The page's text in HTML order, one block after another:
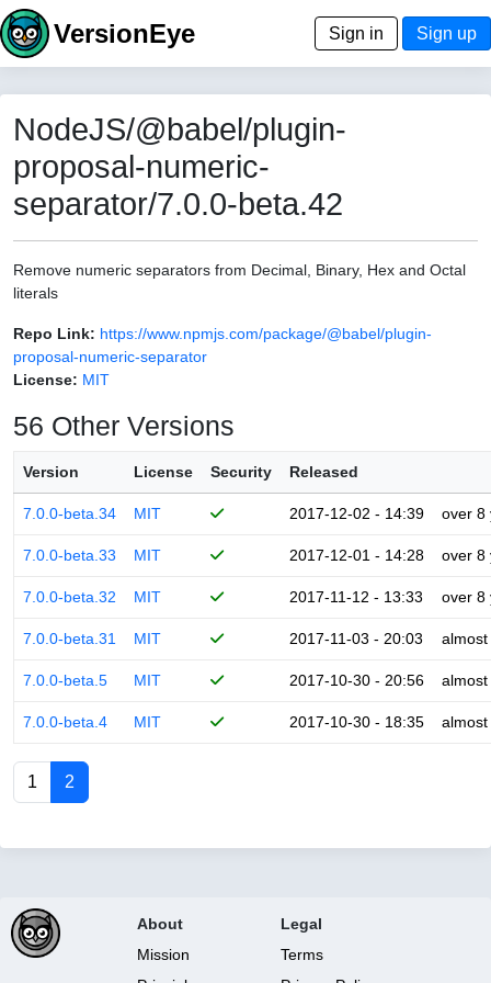
VersionEye Sign in Sign up
NodeJS/@babel/plugin-
proposal-numeric-
separator/7.0.0-beta.42
Remove numeric separators from Decimal, Binary, Hex and Octal
literals
Repo Link: https://www.npmjs.com/package/@babel/plugin-
proposal-numeric-separator
License: MIT
56 Other Versions
Version License Security Released
7.0.0-beta.34 MIT 2017-12-02 - 14:39 over 8
7.0.0-beta.33 MIT 2017-12-01 - 14:28 over 8
7.0.0-beta.32 MIT 2017-11-12 - 13:33 over 8
7.0.0-beta.31 MIT 2017-11-03 - 20:03
7.0.0-beta.5 MIT 2017-10-30 - 20:56
7.0.0-beta.4 MIT 2017-10-30 - 18:35
1 2
About
Mission
Legal
Terms